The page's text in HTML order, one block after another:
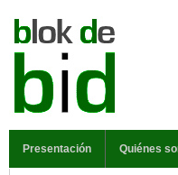
Presentación Quiénes